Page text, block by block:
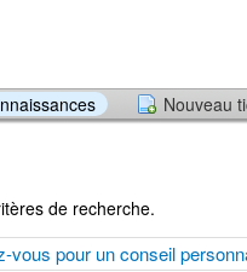
Nouveau
de recherche.
vous pour un conseil